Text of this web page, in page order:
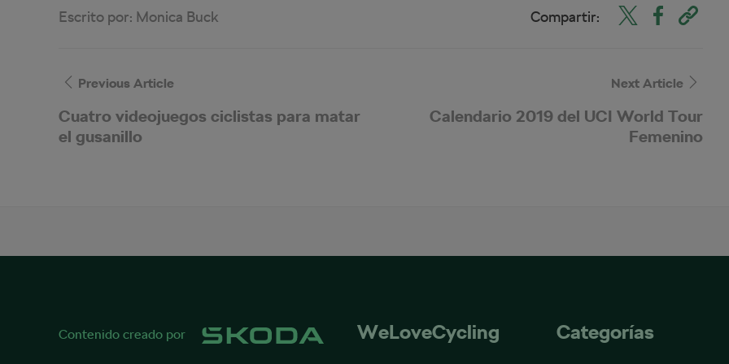
Escrito por: Monica Buck Compartir:
Previous Article
Cuatro videojuegos ciclistas para matar
el gusanillo
Next Article
Calendario 2019 del UCI World Tour
Femenino
Contenido creado por WeLoveCycling Categorías